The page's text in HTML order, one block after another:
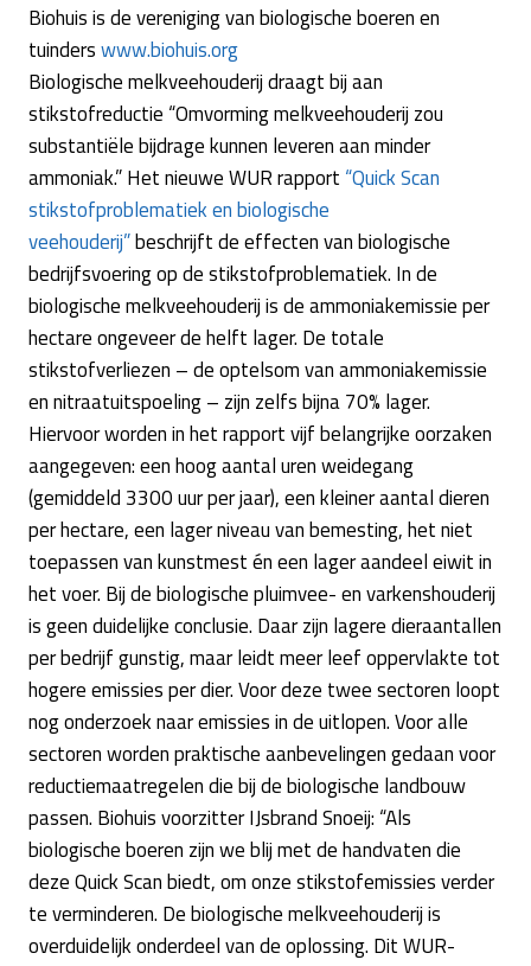
Biohuis is de vereniging van biologische boeren en
tuinderswww.biohuis.org
Biologische melkveehouderij draagt bij aan
stikstofreductie “Omvorming melkveehouderij zou
substantiële bijdrage kunnen leveren aan minder
ammoniak.” Het nieuwe WUR rapport “Quick Scan
stikstofproblematiek en biologische
veehouderij”beschrijft de effecten van biologische
bedrijfsvoering op de stikstofproblematiek. In de
biologische melkveehouderij is de ammoniakemissie per
hectare ongeveer de helft lager. De totale
stikstofverliezen – de optelsom van ammoniakemissie
en nitraatuitspoeling – zijn zelfs bijna 70% lager.
Hiervoor worden in het rapport vijf belangrijke oorzaken
aangegeven: een hoog aantal uren weidegang
(gemiddeld 3300 uur per jaar), een kleiner aantal dieren
per hectare, een lager niveau van bemesting, het niet
toepassen van kunstmest én een lager aandeel eiwit in
het voer. Bij de biologische pluimvee- en varkenshouderij
is geen duidelijke conclusie. Daar zijn lagere dieraantallen
per bedrijf gunstig, maar leidt meer leef oppervlakte tot
hogere emissies per dier. Voor deze twee sectoren loopt
nog onderzoek naar emissies in de uitlopen. Voor alle
sectoren worden praktische aanbevelingen gedaan voor
reductiemaatregelen die bij de biologische landbouw
passen. Biohuis voorzitter IJsbrand Snoeij: “Als
biologische boeren zijn we blij met de handvaten die
deze Quick Scan biedt, om onze stikstofemissies verder
te verminderen. De biologische melkveehouderij is
overduidelijk onderdeel van de oplossing. Dit WUR-